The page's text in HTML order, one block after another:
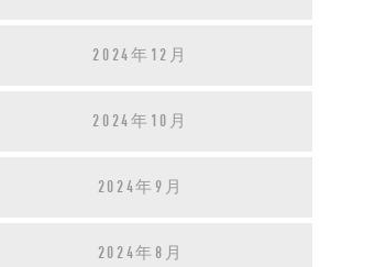
2024年12月
2024年10月
2024年9月
2024年8月